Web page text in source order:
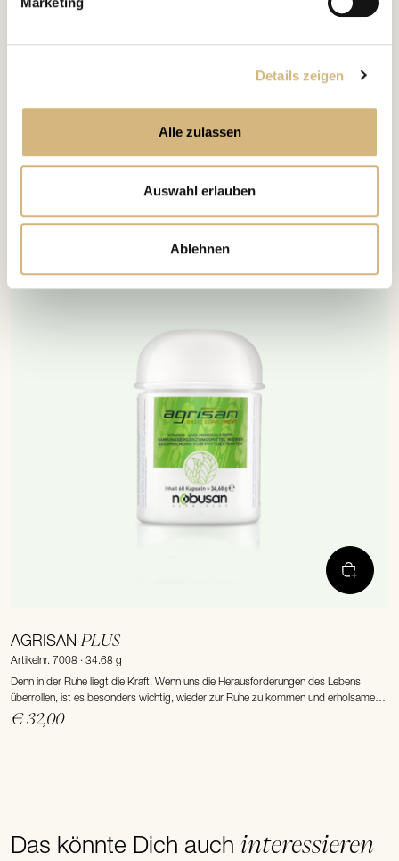
Details zeigen
Alle zulassen
Auswahl erlauben
Ablehnen
Monopräparate ausgleichen kannst.
AGRISANPLUS
Artikelnr. 7008 · 34.68 g
Denn in der Ruhe liegt die Kraft. Wenn uns die Herausforderungen des Lebens
überrollen, ist es besonders wichtig, wieder zur Ruhe zu kommen und erholsamen
Schlaf zu finden.
€ 32,00
Das könnte Dich auchinteressieren